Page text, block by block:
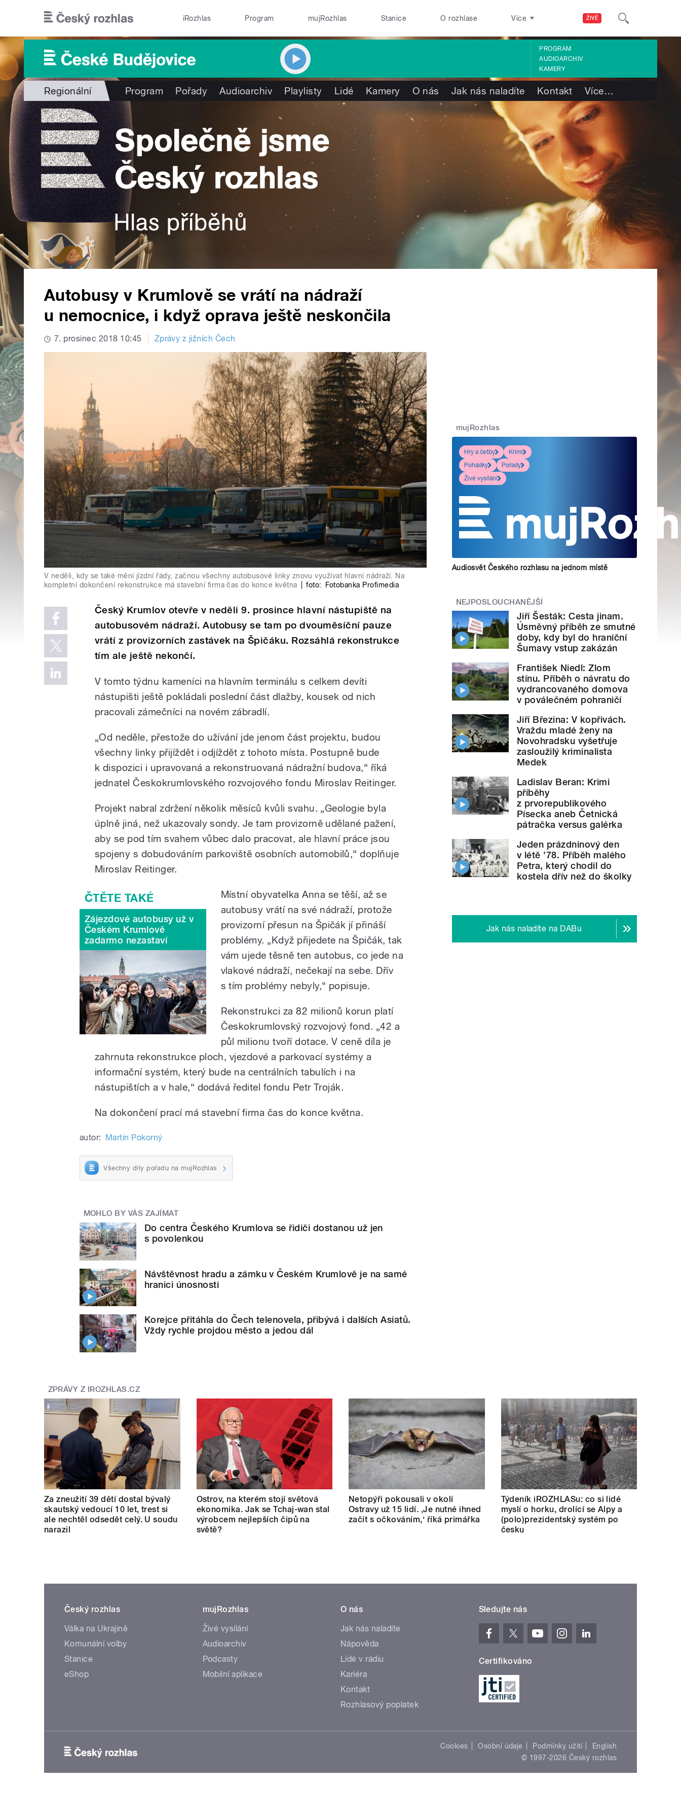
ŽIVĚ
iRozhlas Program mujRozhlas Stanice O rozhlase Více
PROGRAM
AUDIOARCHIV
KAMERY
Regionální Program Pořady Audioarchiv Playlisty Lidé Kamery O nás Jak nás naladíte Kontakt Více…
Autobusy v Krumlově se vrátí na nádraží
u nemocnice, i když oprava ještě neskončila
7. prosinec 2018 10:45 Zprávy z jižních Čech
V neděli, kdy se také mění jízdní řády, začnou všechny autobusové linky znovu využívat hlavní nádraží. Na
kompletní dokončení rekonstrukce má stavební firma čas do konce května
foto: Fotobanka Profimedia
Český Krumlov otevře v neděli 9. prosince hlavní nástupiště na
autobusovém nádraží. Autobusy se tam po dvouměsíční pauze
vrátí z provizorních zastávek na Špičáku. Rozsáhlá rekonstrukce
tím ale ještě nekončí.
V tomto týdnu kameníci na hlavním terminálu s celkem devíti
nástupišti ještě pokládali poslední část dlažby, kousek od nich
pracovali zámečníci na novém zábradlí.
„Od neděle, přestože do užívání jde jenom část projektu, budou
všechny linky přijíždět i odjíždět z tohoto místa. Postupně bude
k dispozici i upravovaná a rekonstruovaná nádražní budova,“ říká
jednatel Českokrumlovského rozvojového fondu Miroslav Reitinger.
Projekt nabral zdržení několik měsíců kvůli svahu. „Geologie byla
úplně jiná, než ukazovaly sondy. Je tam provizorně udělané pažení,
aby se pod tím svahem vůbec dalo pracovat, ale hlavní práce jsou
spojeny s dobudováním parkoviště osobních automobilů,“ doplňuje
Miroslav Reitinger.
Zájezdové autobusy už v
Českém Krumlově
zadarmo nezastaví
Místní obyvatelka Anna se těší, až se
autobusy vrátí na své nádraží, protože
provizorní přesun na Špičák jí přináší
problémy. „Když přijedete na Špičák, tak
vám ujede těsně ten autobus, co jede na
vlakové nádraží, nečekají na sebe. Dřív
s tím problémy nebyly,“ popisuje.
Rekonstrukci za 82 milionů korun platí
Českokrumlovský rozvojový fond. „42 a
půl milionu tvoří dotace. V ceně díla je
zahrnuta rekonstrukce ploch, vjezdové a parkovací systémy a
informační systém, který bude na centrálních tabulích i na
nástupištích a v hale,“ dodává ředitel fondu Petr Troják.
Na dokončení prací má stavební firma čas do konce května.
autor: Martin Pokorný
Všechny díly pořadu na mujRozhlas
MOHLO BY VÁS ZAJÍMAT
Do centra Českého Krumlova se řidiči dostanou už jen
s povolenkou
Návštěvnost hradu a zámku v Českém Krumlově je na samé
hranici únosnosti
Korejce přitáhla do Čech telenovela, přibývá i dalších Asiatů.
Vždy rychle projdou město a jedou dál
mujRozhlas
Hry a četby
Krimi
Pohádky
Pořady
Živé vysílání
Audiosvět Českého rozhlasu na jednom místě
NEJPOSLOUCHANĚJŠÍ
Jiří Šesták: Cesta jinam.
Úsměvný příběh ze smutné
doby, kdy byl do hraniční
Šumavy vstup zakázán
František Niedl: Zlom
stínu. Příběh o návratu do
vydrancovaného domova
v poválečném pohraničí
Jiří Březina: V kopřivách.
Vraždu mladé ženy na
Novohradsku vyšetřuje
zasloužilý kriminalista
Medek
Ladislav Beran: Krimi
příběhy
z prvorepublikového
Písecka aneb Četnická
pátračka versus galérka
Jeden prázdninový den
v létě '78. Příběh malého
Petra, který chodil do
kostela dřív než do školky
Jak nás naladíte na DABu
ZPRÁVY Z IROZHLAS.CZ
Za zneužití 39 dětí dostal bývalý
skautský vedoucí 10 let, trest si
ale nechtěl odsedět celý. U soudu
narazil
Ostrov, na kterém stojí světová
ekonomika. Jak se Tchaj-wan stal
výrobcem nejlepších čipů na
světě?
Netopýři pokousali v okolí
Ostravy už 15 lidí. ‚Je nutné ihned
začít s očkováním,‘ říká primářka
Týdeník iROZHLASu: co si lidé
myslí o horku, drolící se Alpy a
(polo)prezidentský systém po
česku
Český rozhlas
Válka na Ukrajině
Komunální volby
Stanice
eShop
mujRozhlas
Živé vysílání
Audioarchiv
Podcasty
Mobilní aplikace
O nás
Jak nás naladíte
Nápověda
Lidé v rádiu
Kariéra
Kontakt
Rozhlasový poplatek
Sledujte nás
Certifikováno
Cookies Osobní údaje Podmínky užití
English
© 1997-2026 Český rozhlas